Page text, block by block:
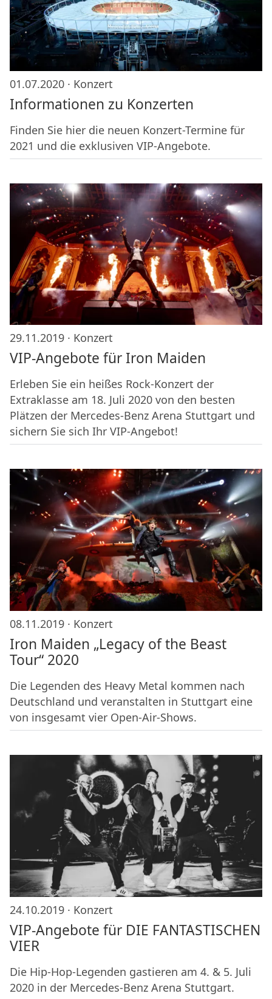
01.07.2020 · Konzert
Informationen zu Konzerten
Finden Sie hier die neuen Konzert-Termine für
2021 und die exklusiven VIP-Angebote.
29.11.2019 · Konzert
VIP-Angebote für Iron Maiden
Erleben Sie ein heißes Rock-Konzert der
Extraklasse am 18. Juli 2020 von den besten
Plätzen der Mercedes-Benz Arena Stuttgart und
sichern Sie sich Ihr VIP-Angebot!
08.11.2019 · Konzert
Iron Maiden „Legacy of the Beast
Tour“ 2020
Die Legenden des Heavy Metal kommen nach
Deutschland und veranstalten in Stuttgart eine
von insgesamt vier Open-Air-Shows.
24.10.2019 · Konzert
VIP-Angebote für DIE FANTASTISCHEN
VIER
Die Hip-Hop-Legenden gastieren am 4. & 5. Juli
2020 in der Mercedes-Benz Arena Stuttgart.